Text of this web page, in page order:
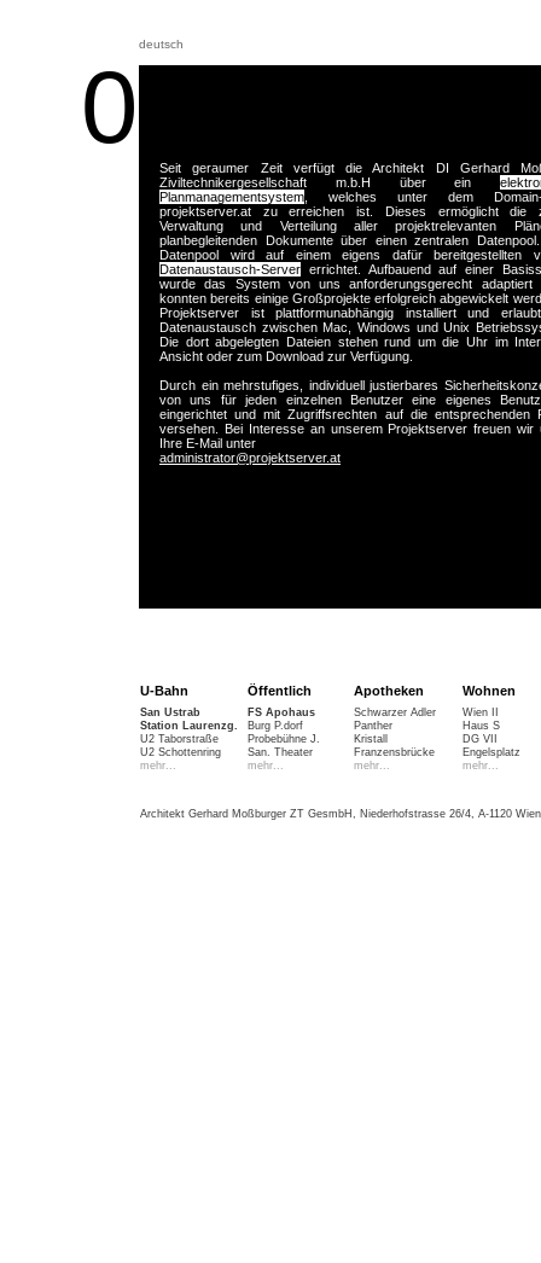
deutsch
0
Seit geraumer Zeit verfügt die Architekt DI Gerhard
Ziviltechnikergesellschaft m.b.H über ein
Planmanagementsystem , welches unter dem Domain-
projektserver.at zu erreichen ist. Dieses ermöglicht die
Verwaltung und Verteilung aller projektrelevanten
planbegleitenden Dokumente über einen zentralen
Datenpool wird auf einem eigens dafür bereitgestellten
Datenaustausch-Server errichtet. Aufbauend auf einer
wurde das System von uns anforderungsgerecht adaptiert
konnten bereits einige Großprojekte erfolgreich abgewickelt
Projektserver ist plattformunabhängig installiert und
Datenaustausch zwischen Mac, Windows und Unix
Die dort abgelegten Dateien stehen rund um die Uhr im
Ansicht oder zum Download zur Verfügung.
Durch ein mehrstufiges, individuell justierbares
von uns für jeden einzelnen Benutzer eine eigenes
eingerichtet und mit Zugriffsrechten auf die entsprechenden
versehen. Bei Interesse an unserem Projektserver freuen wir
Ihre E-Mail unter
administrator@projektserver.at
U-Bahn Öffentlich Apotheken Wohnen
San Ustrab FS Apohaus Schwarzer Adler
Wien II
Station Laurenzg.
Burg P.dorf Panther
Haus S
U2 Taborstraße
Probebühne J. Kristall
DG VII
U2 Schottenring
San. Theater Franzensbrücke
Engelsplatz
mehr...
mehr... mehr... mehr...
Architekt Gerhard Moßburger ZT GesmbH, Niederhofstrasse 26/4, A-1120 Wien